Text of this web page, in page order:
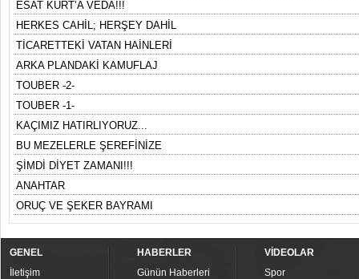
ESAT KURT’A VEDA!!!
HERKES CAHİL; HERŞEY DAHİL
TİCARETTEKİ VATAN HAİNLERİ
ARKA PLANDAKİ KAMUFLAJ
TOUBER -2-
TOUBER -1-
KAÇIMIZ HATIRLIYORUZ...
BU MEZELERLE ŞEREFİNİZE
ŞİMDİ DİYET ZAMANI!!!
ANAHTAR
ORUÇ VE ŞEKER BAYRAMI
GENEL
İletişim
HABERLER
Günün Haberleri
VİDEOLAR
Spor